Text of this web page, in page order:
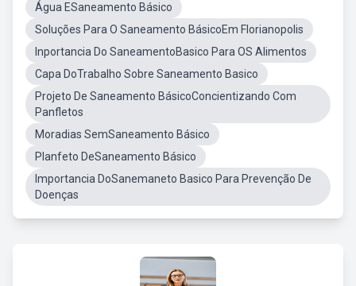
Água ESaneamento Básico
Soluções Para O Saneamento BásicoEm Florianopolis
Inportancia Do SaneamentoBasico Para OS Alimentos
Capa DoTrabalho Sobre Saneamento Basico
Projeto De Saneamento BásicoConcientizando Com
Panfletos
Moradias SemSaneamento Básico
Planfeto DeSaneamento Básico
Importancia DoSanemaneto Basico Para Prevenção De
Doenças